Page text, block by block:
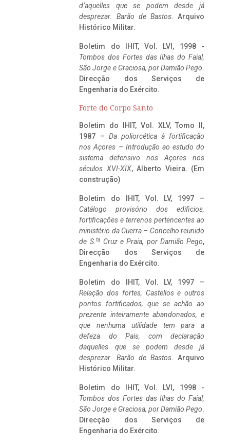
d’aquelles que se podem desde já
desprezar. Barão de Bastos. Arquivo
Histórico Militar.
Boletim do IHIT, Vol. LVI, 1998 -
Tombos dos Fortes das Ilhas do Faial,
São Jorge e Graciosa, por Damião Pego.
Direcção dos Serviços de
Engenharia do Exército.
Forte do Corpo Santo
Boletim do IHIT, Vol. XLV, Tomo II,
1987 – Da poliorcética à fortificação
nos Açores – Introdução ao estudo do
sistema defensivo nos Açores nos
séculos XVI-XIX, Alberto Vieira. (Em
construção)
Boletim do IHIT, Vol. LV, 1997 –
Catálogo provisório dos edificios,
fortificações e terrenos pertencentes ao
ministério da Guerra – Concelho reunido
de S. ta Cruz e Praia, por Damião Pego,
Direcção dos Serviços de
Engenharia do Exército.
Boletim do IHIT, Vol. LV, 1997 –
Relação dos fortes, Castellos e outros
pontos fortificados, que se achão ao
prezente inteiramente abandonados, e
que nenhuma utilidade tem para a
defeza do Pais, com declaração
daquelles que se podem desde já
desprezar. Barão de Bastos. Arquivo
Histórico Militar.
Boletim do IHIT, Vol. LVI, 1998 -
Tombos dos Fortes das Ilhas do Faial,
São Jorge e Graciosa, por Damião Pego.
Direcção dos Serviços de
Engenharia do Exército.